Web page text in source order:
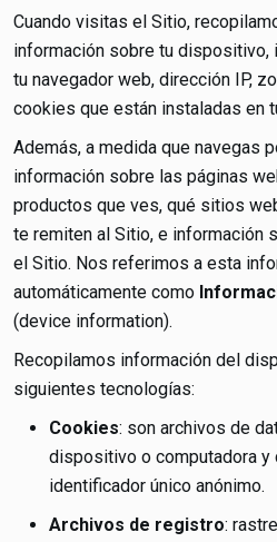
Cuando visitas el Sitio,
información sobre tu dispositivo,
tu navegador web, dirección IP,
cookies que están instaladas en
Además, a medida que navegas
información sobre las páginas
productos que ves, qué sitios
te remiten al Sitio, e información
el Sitio. Nos referimos a esta
automáticamente como
(device information).
Recopilamos información del
siguientes tecnologías:
Cookies: son archivos de
dispositivo o computadora y
identificador único anónimo.
Archivos de registro: